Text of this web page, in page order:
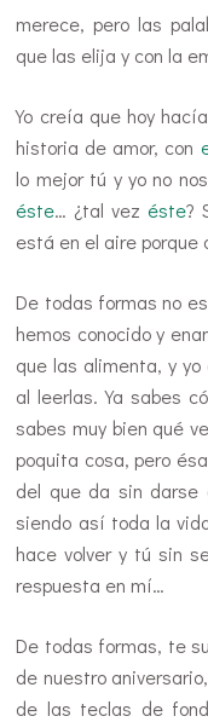
merece, pero las
que las elija y con la
Yo creía que hoy
historia de amor, con
lo mejor tú y yo no
éste… ¿tal vez éste?
está en el aire porque
De todas formas no
hemos conocido y
que las alimenta, y
al leerlas. Ya sabes
sabes muy bien qué
poquita cosa, pero
del que da sin
siendo así toda la
hace volver y tú sin
respuesta en mí…
De todas formas, te
de nuestro
de las teclas de